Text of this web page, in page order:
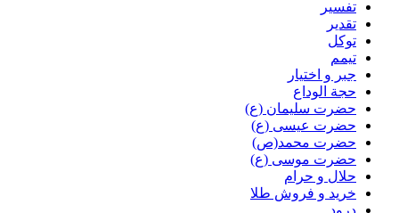
تفسیر
تقدیر
توکل
تیمم
جبر و اختیار
حجة الوداع
حضرت سلیمان (ع)
حضرت عیسی (ع)
حضرت محمد(ص)
حضرت موسی (ع)
حلال و حرام
خرید و فروش طلا
درود